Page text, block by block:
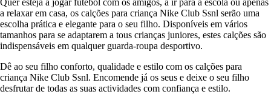
a relaxar em casa, os calções para criança Nike Club Ssnl serão uma
escolha prática e elegante para o seu filho. Disponíveis em vários
tamanhos para se adaptarem a tous crianças juniores, estes calções são
indispensáveis em qualquer guarda-roupa desportivo.
Dê ao seu filho conforto, qualidade e estilo com os calções para
criança Nike Club Ssnl. Encomende já os seus e deixe o seu filho
desfrutar de todas as suas actividades com confiança e estilo.